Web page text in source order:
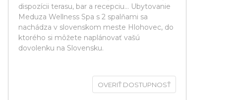
dispozícii terasu, bar a recepciu... Ubytovanie
Meduza Wellness Spa s 2 spalňami sa
nachádza v slovenskom meste Hlohovec, do
ktorého si môžete naplánovať vašú
dovolenku na Slovensku.
OVERIŤ DOSTUPNOSŤ